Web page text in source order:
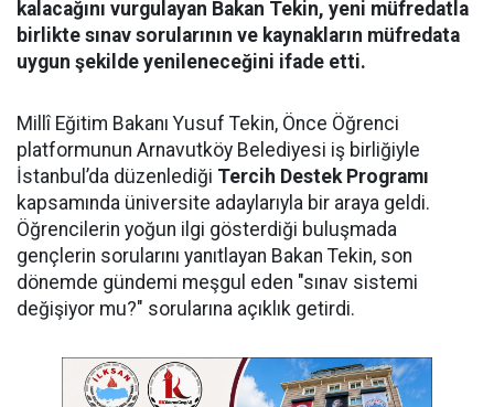
kalacağını vurgulayan Bakan Tekin, yeni müfredatla
birlikte sınav sorularının ve kaynakların müfredata
uygun şekilde yenileneceğini ifade etti.
Millî Eğitim Bakanı Yusuf Tekin, Önce Öğrenci
platformunun Arnavutköy Belediyesi iş birliğiyle
İstanbul’da düzenlediği Tercih Destek Programı
kapsamında üniversite adaylarıyla bir araya geldi.
Öğrencilerin yoğun ilgi gösterdiği buluşmada
gençlerin sorularını yanıtlayan Bakan Tekin, son
dönemde gündemi meşgul eden "sınav sistemi
değişiyor mu?" sorularına açıklık getirdi.